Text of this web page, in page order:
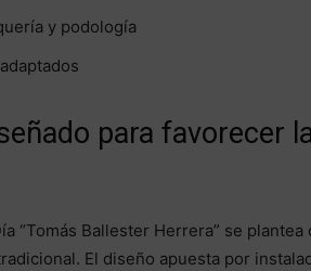
y podología
para favorecer
“Tomás Ballester Herrera” se
El diseño apuesta por